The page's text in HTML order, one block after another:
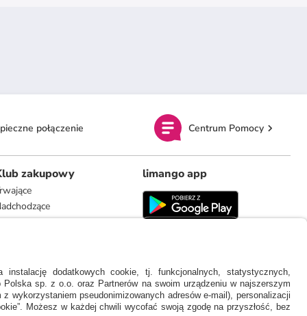
połączenie Centrum Pomocy
zakupowy limango app